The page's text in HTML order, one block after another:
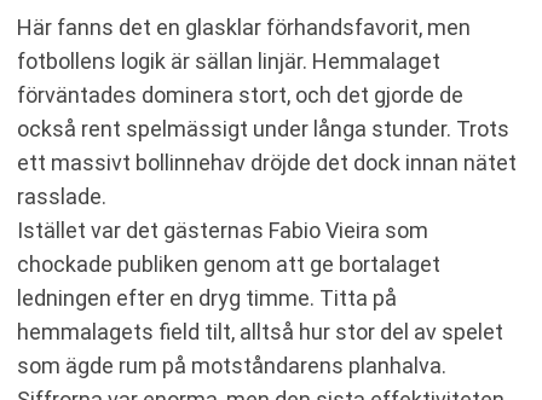
Här fanns det en glasklar förhandsfavorit, men
fotbollens logik är sällan linjär. Hemmalaget
förväntades dominera stort, och det gjorde de
också rent spelmässigt under långa stunder. Trots
ett massivt bollinnehav dröjde det dock innan nätet
rasslade.
Istället var det gästernas Fabio Vieira som
chockade publiken genom att ge bortalaget
ledningen efter en dryg timme. Titta på
hemmalagets field tilt, alltså hur stor del av spelet
som ägde rum på motståndarens planhalva.